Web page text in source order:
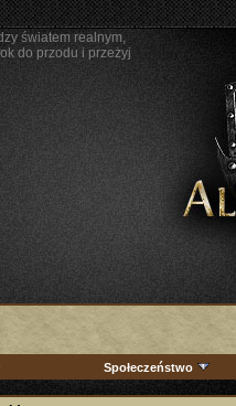
światem realnym,
do przodu i przeżyj
Społeczeństwo